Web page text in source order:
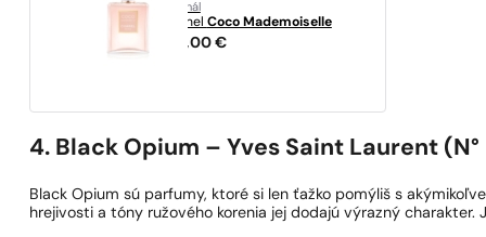
originál
Chanel Coco Mademoiselle
148,00 €
4. Black Opium – Yves Saint Laurent (N°
Black Opium sú parfumy, ktoré si len ťažko pomýliš s
hrejivosti a tóny ružového korenia jej dodajú výrazný